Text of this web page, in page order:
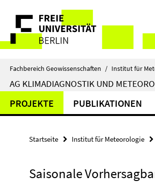
direkt
Inhalt
Service-
Navigation
Fachbereich Geowissenschaften / Institut für
AG KLIMADIAGNOSTIK UND
PROJEKTE PUBLIKATIONEN
Startseite Institut für Meteorologie
Saisonale